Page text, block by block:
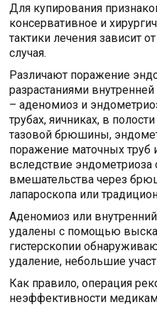
Для купирования
консервативное и
тактики лечения зависит
случая.
Различают поражение
разрастаниями
– аденомиоз и
трубах, яичниках, в
тазовой брюшины,
поражение маточных труб
вследствие
вмешательства через
лапароскопа или
Аденомиоз или
удалены с помощью
гистерскопии
удаление, небольшие
Как правило, операция
неэффективности